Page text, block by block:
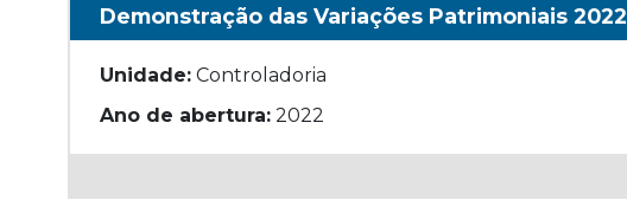
Demonstração das Variações Patrimoniais 2022
Unidade: Controladoria
Ano de abertura: 2022